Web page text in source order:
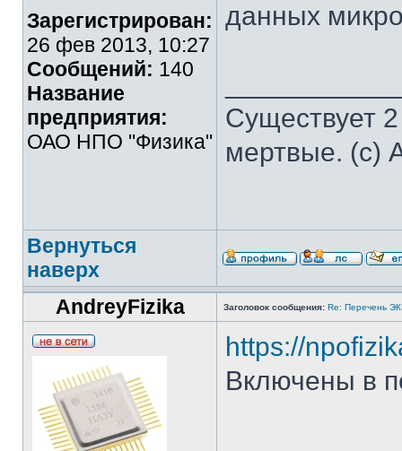
Зарегистрирован:
26 фев 2013, 10:27
Сообщений: 140
Название
предприятия:
ОАО НПО "Физика"
данных
Существует
мертвые. (с)
Вернуться
наверх
AndreyFizika
Заголовок сообщения: Re: Перечень
https://
Включены в